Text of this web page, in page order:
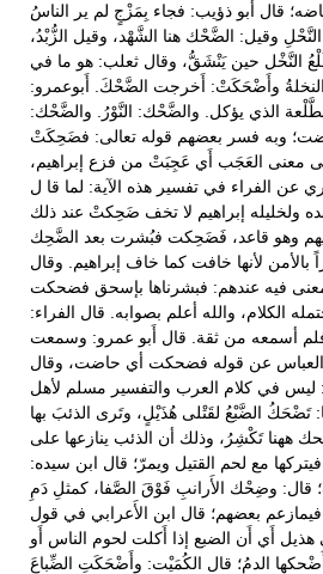
قال أَبو ذؤيب: فجاء بِمَزْجٍ لم ير الناسُ
وقيل: الضَّحْك هنا الشَّهْد، وقيل الزُّبْدُ،
النَّخْل حين يَنْشَقُّ، وقال ثعلب: هو ما في
وأَضْحَكَتْ: أَخرجت الضَّحْكَ. أَبوعمرو:
الذي يؤكل. والضَّحْك: النَّوْرُ. والضَّحْك:
وبه فسر بعضهم قوله تعالى: فضَحِكَتْ
معنى العَجَب أَي عَجِبَتْ من فزع إبراهيم،
عن الفراء في تفسير هذه الآية: لما قا ل
ولخليله إبراهيم لا تخف ضَحِكتْ عند ذلك
وهو قاعد، فَضَحِكت فبُشرت بعد الضَّحِك
لأنها خافت كما خاف إبراهيم. وقال
فيه عندهم: فبشرناها بإسحق فضحكت
الكلام، والله أعلم بصوابه. قال الفراء:
أسمعه من ثقة. قال أَبو عمرو: وسمعت
العباس عن قوله فضحكت أي حاضت، وقال
ليس في كلام العرب والتفسير مسلم لأهل
تَضْحَكُ الضَّبْعُ لقَتْلى هُذَيْلٍ، وتَرى الذئبَ بها
ههنا تَكْشِرُ، وذلك أن الذئب ينازعها على
مع لحم القتيل ويمرّ؛ قال ابن سيده:
وضِحْك الأَرانبِ فَوْقَ الصَّفا، كمثلِ دَمِ
بعضهم؛ قال ابن الأَعرابي في قول
أَي أَن الضبع إذا أَكلت لحوم الناس أَو
الدمُ؛ قال الكُمَيْت: وأَضْحَكَتِ الضِّباعَ